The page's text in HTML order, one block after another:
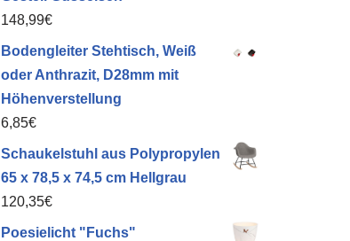
148,99€
Bodengleiter Stehtisch, Weiß
oder Anthrazit, D28mm mit
Höhenverstellung
6,85€
Schaukelstuhl aus Polypropylen
65 x 78,5 x 74,5 cm Hellgrau
120,35€
Poesielicht "Fuchs"